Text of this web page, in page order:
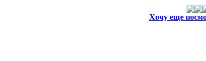
Хочу еще